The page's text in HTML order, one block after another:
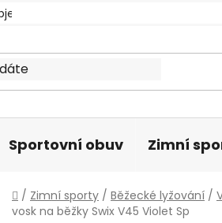
Sportovní obuv Zimní
Domů
/ Zimní sporty / Běžecké lyžování /
vosk na běžky Swix V45 Violet Sp